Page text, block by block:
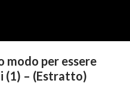
modo per essere
(1) – (Estratto)